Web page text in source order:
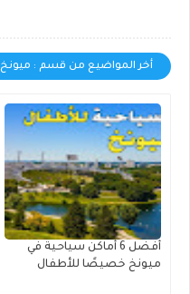
أخر المواضيع من قسم : ميونخ
أفضل 6 أماكن سياحية في
ميونخ خصيصًا للأطفال